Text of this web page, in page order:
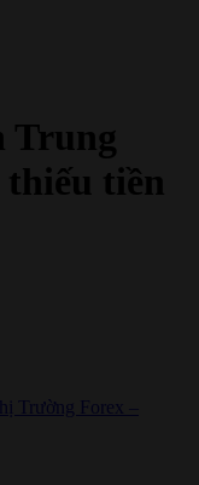
Trung
tiền
Trường Forex –